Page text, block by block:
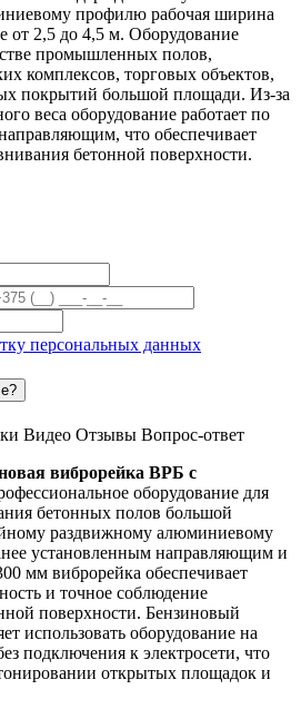
профилю рабочая ширина
от 2,5 до 4,5 м. Оборудование
промышленных полов,
комплексов, торговых объектов,
покрытий большой площади. Из-за
веса оборудование работает по
что обеспечивает
бетонной поверхности.
персональных данных
Видео Отзывы Вопрос-ответ
виброрейка ВРБ с
оборудование для
бетонных полов большой
раздвижному алюминиевому
установленным направляющим и
мм виброрейка обеспечивает
и точное соблюдение
поверхности. Бензиновый
использовать оборудование на
подключения к электросети, что
открытых площадок и